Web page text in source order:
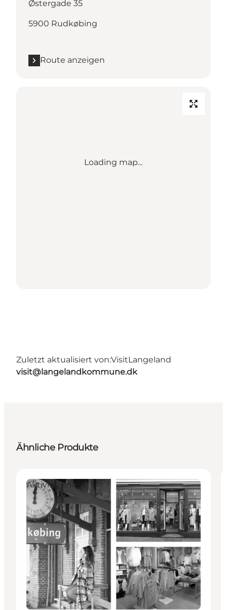
Østergade 35
5900 Rudkøbing
Route anzeigen
Loading map...
Zuletzt aktualisiert von:VisitLangeland
visit@langelandkommune.dk
Ähnliche Produkte
Aktivitäten